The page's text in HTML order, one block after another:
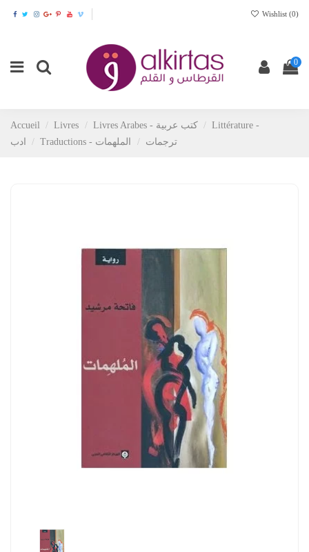
Wishlist (0)
0
Accueil Livres Livres Arabes - كتب عربية
Littérature -
ادب
Traductions - ترجمات الملهمات